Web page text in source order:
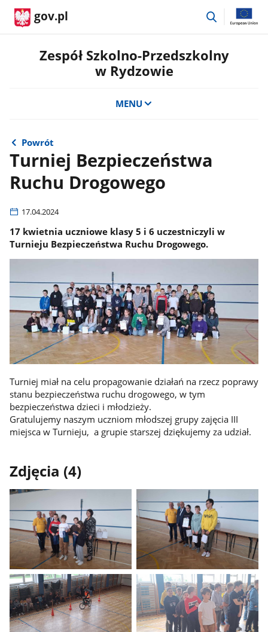
gov.pl
przejdź
Zespół Szkolno-Przedszkolny
w Rydzowie
MENU
Powrót
Turniej Bezpieczeństwa
Ruchu Drogowego
17.04.2024
17 kwietnia uczniowe klasy 5 i 6 uczestniczyli w
Turnieju Bezpieczeństwa Ruchu Drogowego.
Turniej miał na celu propagowanie działań na rzecz poprawy
stanu bezpieczeństwa ruchu drogowego, w tym
bezpieczeństwa dzieci i młodzieży.
Gratulujemy naszym uczniom młodszej grupy zajęcia III
miejsca w Turnieju, a grupie starszej dziękujemy za udział.
Zdjęcia (4)
Pokaż
zdjęcie
1
z
galerii.
Pokaż
zdjęcie
2
z
galerii.